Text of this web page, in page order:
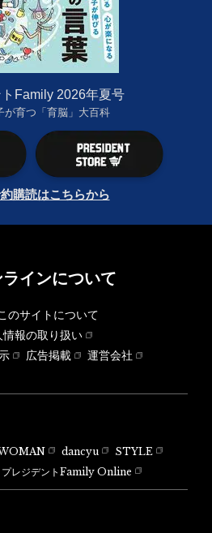
Family 2026年夏号
が育つ「育脳」大百科
購読はこちらから
インについて
のサイトについて
情報の取り扱い
広告掲載
運営会社
dancyu
STYLE
プレジデントFamily Online